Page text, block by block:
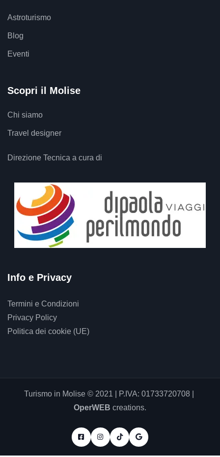
Astroturismo
Blog
Eventi
Scopri il Molise
Chi siamo
Travel designer
Direzione Tecnica a cura di
Info e Privacy
Termini e Condizioni
Privacy Policy
Politica dei cookie (UE)
Turismo in Molise © 2021 | P.IVA: 01733720708 |
OperWEB creations.